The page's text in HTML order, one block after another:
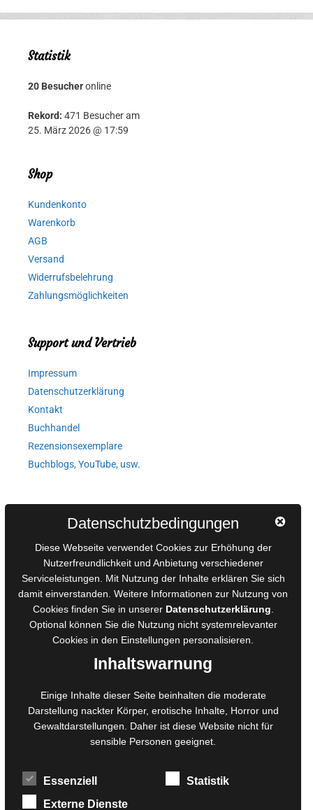
Statistik
20 Besucheronline
Rekord: 471 Besucher am
25. März 2026 @ 17:59
Shop
Kundenkonto
Warenkorb
AGB
Versand
Widerrufsbelehrung
Zahlungsmöglichkeiten
Support und Vertrieb
Impressum
Datenschutzerklärung
Kontakt
Buchhandel
Rezensionsexemplare
Buchblogs, YouTube, usw.
AGB für Medienprojekte
Online-Artikel
Manuskripte einreichen
Ausschreibungen
Belegexemplare
Eigenbedarfsexemplare
Foto- und Bildbearbeitung
Fotorestauration
Creative Artwork
MPS Fotografie
WordPress Support
Datenschutzbedingungen
Diese Webseite verwendet Cookies zur Erhöhung der
Nutzerfreundlichkeit und Anbietung verschiedener
Serviceleistungen. Mit Nutzung der Inhalte erklären Sie sich
damit einverstanden. Weitere Informationen zur Nutzung von
Cookies finden Sie in unserer Datenschutzerklärung
Optional können Sie die Nutzung nicht systemrelevanter
Cookies in den Einstellungen personalisieren.
Inhaltswarnung
Einige Inhalte dieser Seite beinhalten die moderate
Darstellung nackter Körper, erotische Inhalte, Horror und
Gewaltdarstellungen. Daher ist diese Website nicht für
sensible Personen geeignet.
Essenziell
Statistik
Externe Dienste